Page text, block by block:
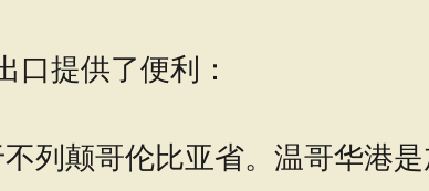
口提供了便利：
列颠哥伦比亚省。温哥华港